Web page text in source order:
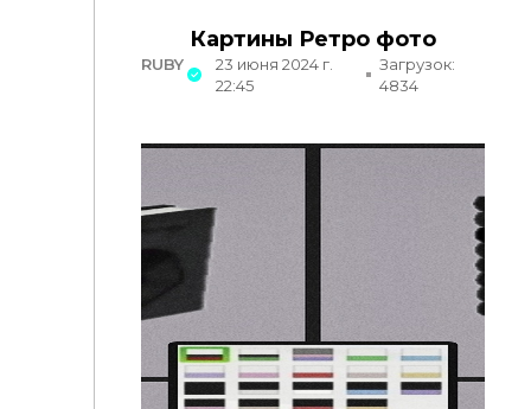
Картины Ретро фото
RUBY
23 июня 2024 г.
22:45
Загрузок:
4834